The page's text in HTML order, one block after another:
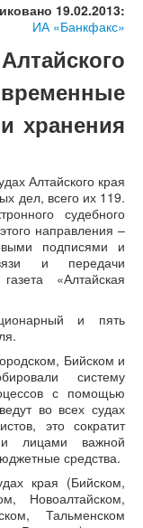
19.02.2013:
ИА «Банкфакс»
хранения
Алтайского края
дел, всего их 119.
судебного
направления –
подписями и
и передачи
«Алтайская
и пять
Бийском и
систему
с помощью
во всех судах
это сократит
лицами важной
средства.
края (Бийском,
Новоалтайском,
Тальменском